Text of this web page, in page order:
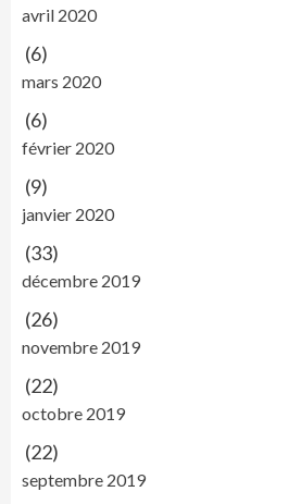
avril 2020
(6)
mars 2020
(6)
février 2020
(9)
janvier 2020
(33)
décembre 2019
(26)
novembre 2019
(22)
octobre 2019
(22)
septembre 2019